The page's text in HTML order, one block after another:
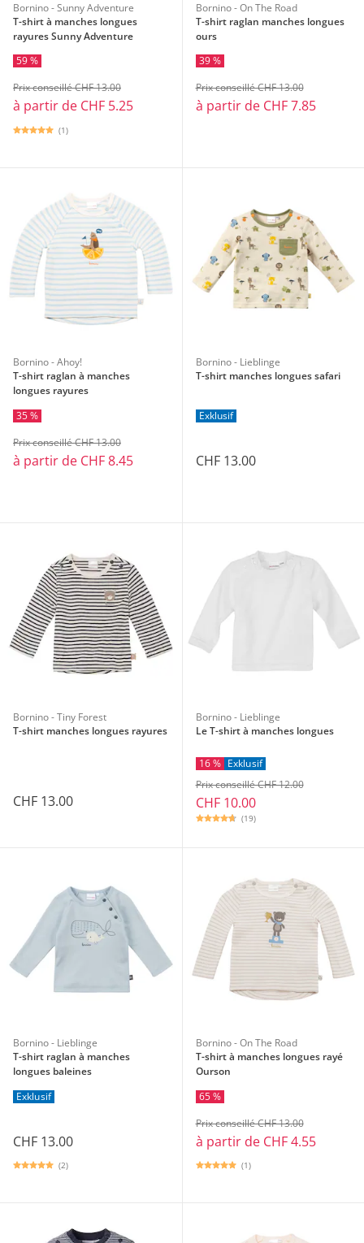
Bornino - Sunny Adventure
T-shirt à manches longues
rayures Sunny Adventure
59 %
à partir de CHF 5.25
Prix conseillé CHF 13.00
(1)
Bornino - On The Road
T-shirt raglan manches longues
ours
39 %
à partir de CHF 7.85
Prix conseillé CHF 13.00
Bornino - Ahoy!
T-shirt raglan à manches
longues rayures
35 %
à partir de CHF 8.45
Prix conseillé CHF 13.00
Bornino - Lieblinge
T-shirt manches longues safari
Exklusif
CHF 13.00
Bornino - Tiny Forest
T-shirt manches longues rayures
CHF 13.00
Bornino - Lieblinge
Le T-shirt à manches longues
16 % Exklusif
CHF 10.00
Prix conseillé CHF 12.00
(19)
Bornino - Lieblinge
T-shirt raglan à manches
longues baleines
Exklusif
CHF 13.00
(2)
Bornino - On The Road
T-shirt à manches longues rayé
Ourson
65 %
à partir de CHF 4.55
Prix conseillé CHF 13.00
(1)